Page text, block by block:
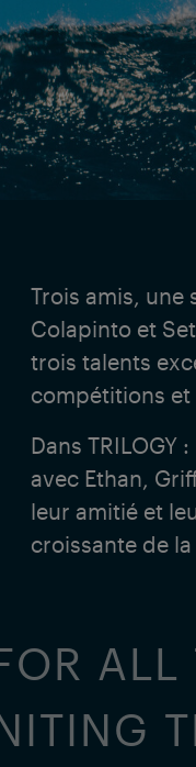
Trois amis, une
Colapinto et
trois talents
compétitions et
Dans TRILOGY
avec Ethan,
leur amitié et
croissante de la
ALL